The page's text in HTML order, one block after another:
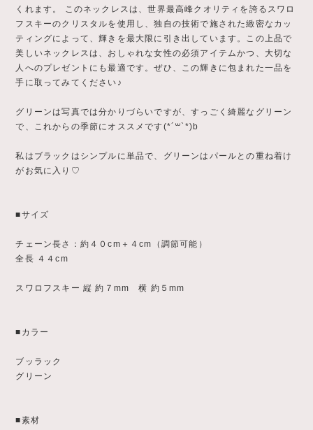
くれます。 このネックレスは、世界最高峰クオリティを誇るスワロ
フスキーのクリスタルを使用し、独自の技術で施された緻密なカッ
ティングによって、輝きを最大限に引き出しています。この上品で
美しいネックレスは、おしゃれな女性の必須アイテムかつ、大切な
人へのプレゼントにも最適です。ぜひ、この輝きに包まれた一品を
手に取ってみてください♪
グリーンは写真では分かりづらいですが、すっごく綺麗なグリーン
で、これからの季節にオススメです(*´꒳`*)b
私はブラックはシンプルに単品で、グリーンはパールとの重ね着け
がお気に入り♡
■サイズ
チェーン長さ：約４０cm＋４cm（調節可能）
全長 ４４cm
スワロフスキー 縦 約７mm 横 約５mm
■カラー
ブッラック
グリーン
■素材